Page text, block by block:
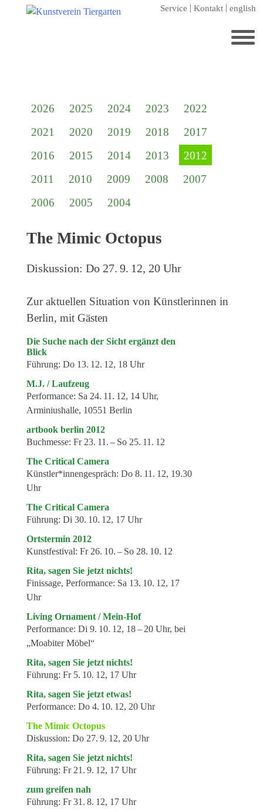
Service Kontakt english
Kunstverein Tiergarten
Förderer
Jahresgaben
Mitglied werden
Ausstellungen
kommende Ausstellungen
Veranstaltungen
Ortstermin
Vermittlung
aktuelle Projekte
Anfrage
Archiv
Archivübersicht
Ausstellungen
Veranstaltungen
Schlagwörter
Künstler*innen
Veranstaltungsformate
2026 2025 2024 2023
2022
2021
2020 2019 2018
2017
2016
2015 2014 2013
2012
2011
2010 2009 2008
2007
2006
2005 2004
The Mimic Octopus
Diskussion: Do 27. 9. 12, 20 Uhr
Die Suche nach der Sicht ergänzt den
Blick
Führung: Do 13. 12. 12, 18 Uhr
M.J. / Laufzeug
Performance: Sa 24. 11. 12, 14 Uhr,
Arminiushalle, 10551 Berlin
artbook berlin 2012
Buchmesse: Fr 23. 11. – So 25. 11. 12
The Critical Camera
Künstler*innengespräch: Do 8. 11. 12, 19.30
Uhr
The Critical Camera
Führung: Di 30. 10. 12, 17 Uhr
Ortstermin 2012
Kunstfestival: Fr 26. 10. – So 28. 10. 12
Rita, sagen Sie jetzt nichts!
Finissage, Performance: Sa 13. 10. 12, 17
Uhr
Living Ornament / Mein-Hof
Performance: Di 9. 10. 12, 18 – 20 Uhr, bei
„Moabiter Möbel“
Rita, sagen Sie jetzt nichts!
Führung: Fr 5. 10. 12, 17 Uhr
Rita, sagen Sie jetzt etwas!
Performance: Do 4. 10. 12, 20 Uhr
The Mimic Octopus
Diskussion: Do 27. 9. 12, 20 Uhr
Rita, sagen Sie jetzt nichts!
Führung: Fr 21. 9. 12, 17 Uhr
zum greifen nah
Führung: Fr 31. 8. 12, 17 Uhr
Zur aktuellen Situation von Künstlerinnen in
Berlin, mit Gästen